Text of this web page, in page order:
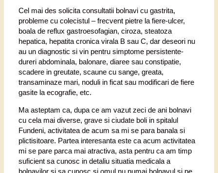
Cel mai des solicita consultatii bolnavi cu gastrita,
probleme cu colecistul – frecvent pietre la fiere-ulcer,
boala de reflux gastroesofagian, ciroza, steatoza
hepatica, hepatita cronica virala B sau C, dar deseori nu
au un diagnostic si vin pentru simptome persistente-
dureri abdominala, balonare, diaree sau constipatie,
scadere in greutate, scaune cu sange, greata,
transaminaze mari, noduli in ficat sau modificari de fiere
gasite la ecografie, etc.
Ma asteptam ca, dupa ce am vazut zeci de ani bolnavi
cu cela mai diverse, grave si ciudate boli in spitalul
Fundeni, activitatea de acum sa mi se para banala si
plictisitoare. Partea interesanta este ca acum activitatea
mi se pare parca mai atractiva, asta pentru ca am timp
suficient sa cunosc in detaliu situatia medicala a
bolnavilor si sa cunosc si omul nu numai bolnavul si pe